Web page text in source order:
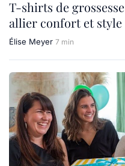
T-shirts de
allier confort et style
Élise Meyer 7 min